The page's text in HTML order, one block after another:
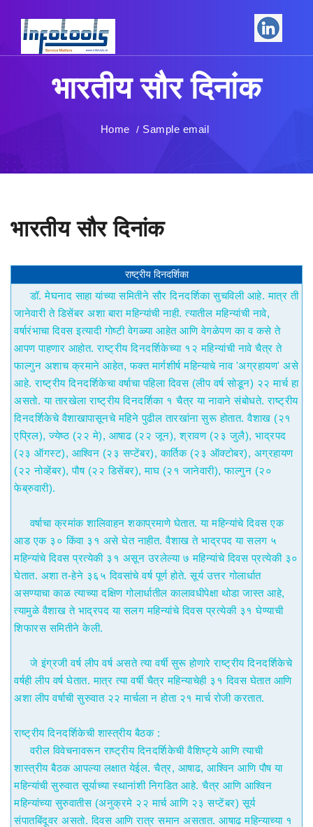
भारतीय सौर दिनांक
Home / Sample email
भारतीय सौर दिनांक
राष्ट्रीय दिनदर्शिका
डॉ. मेघनाद साहा यांच्या समितीने सौर दिनदर्शिका सुचविली आहे. मात्र ती
जानेवारी ते डिसेंबर अशा बारा महिन्यांची नाही. त्यातील महिन्यांची नावे,
वर्षारंभाचा दिवस इत्यादी गोष्टी वेगळ्या आहेत आणि वेगळेपण का व कसे ते
आपण पाहणार आहोत. राष्ट्रीय दिनदर्शिकेच्या १२ महिन्यांची नावे चैत्र ते
फाल्गुन अशाच क्रमाने आहेत, फक्त मार्गशीर्ष महिन्याचे नाव 'अग्रहायण' असे
आहे. राष्ट्रीय दिनदर्शिकेचा वर्षाचा पहिला दिवस (लीप वर्ष सोडून) २२ मार्च हा
असतो. या तारखेला राष्ट्रीय दिनदर्शिका १ चैत्र या नावाने संबोधते. राष्ट्रीय
दिनदर्शिकेचे वैशाखापासूनचे महिने पुढील तारखांना सुरू होतात. वैशाख (२१
एप्रिल), ज्येष्ठ (२२ मे), आषाढ (२२ जून), श्रावण (२३ जुलै), भाद्रपद
(२३ ऑगस्ट), आश्विन (२३ सप्टेंबर), कार्तिक (२३ ऑक्टोबर), अग्रहायण
(२२ नोव्हेंबर), पौष (२२ डिसेंबर), माघ (२१ जानेवारी), फाल्गुन (२०
फेब्रुवारी).
वर्षाचा क्रमांक शालिवाहन शकाप्रमाणे घेतात. या महिन्यांचे दिवस एक
आड एक ३० किंवा ३१ असे घेत नाहीत. वैशाख ते भाद्रपद या सलग ५
महिन्यांचे दिवस प्रत्येकी ३१ असून उरलेल्या ७ महिन्यांचे दिवस प्रत्येकी ३०
घेतात. अशा त-हेने ३६५ दिवसांचे वर्ष पूर्ण होते. सूर्य उत्तर गोलार्धात
असण्याचा काळ त्याच्या दक्षिण गोलार्धातील कालावधीपेक्षा थोडा जास्त आहे,
त्यामुळे वैशाख ते भाद्रपद या सलग महिन्यांचे दिवस प्रत्येकी ३१ घेण्याची
शिफारस समितीने केली.
जे इंग्रजी वर्ष लीप वर्ष असते त्या वर्षी सुरू होणारे राष्ट्रीय दिनदर्शिकेचे
वर्षही लीप वर्ष घेतात. मात्र त्या वर्षी चैत्र महिन्याचेही ३१ दिवस घेतात आणि
अशा लीप वर्षाची सुरुवात २२ मार्चला न होता २१ मार्च रोजी करतात.
राष्ट्रीय दिनदर्शिकेची शास्त्रीय बैठक :
वरील विवेचनावरून राष्ट्रीय दिनदर्शिकेची वैशिष्ट्ये आणि त्याची
शास्त्रीय बैठक आपल्या लक्षात येईल. चैत्र, आषाढ, आश्विन आणि पौष या
महिन्यांची सुरुवात सूर्याच्या स्थानांशी निगडित आहे. चैत्र आणि आश्विन
महिन्यांच्या सुरुवातीस (अनुक्रमे २२ मार्च आणि २३ सप्टेंबर) सूर्य
संपातबिंदूवर असतो. दिवस आणि रात्र समान असतात. आषाढ महिन्याच्या १